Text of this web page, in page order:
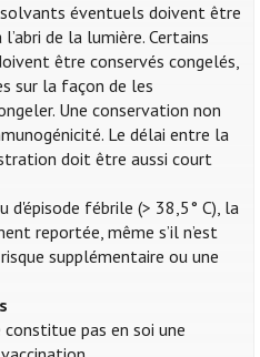
éventuels doivent être
de la lumière. Certains
être conservés congelés,
sur la façon de les
Une conservation non
Le délai entre la
doit être aussi court
d'épisode fébrile (> 38,5° C), la
reportée, même s’il n’est
supplémentaire ou une
pas en soi une